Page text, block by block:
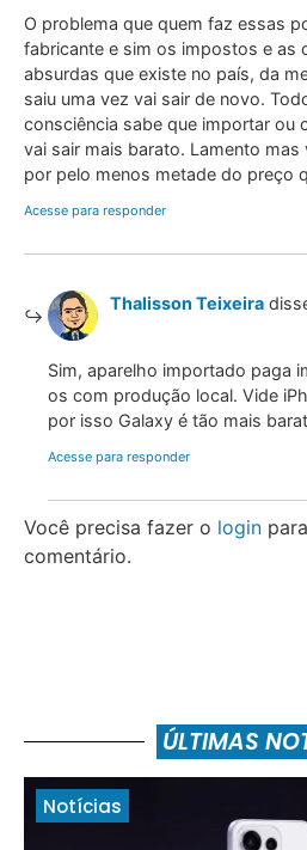
O problema que quem faz essas
fabricante e sim os impostos e as
absurdas que existe no país, da
saiu uma vez vai sair de novo.
consciência sabe que importar ou
vai sair mais barato. Lamento
por pelo menos metade do preço
Acesse para responder
Thalisson Teixeira
Sim, aparelho importado paga
os com produção local. Vide
por isso Galaxy é tão mais
Acesse para responder
Você precisa fazer o login
comentário.
ÚLTIMAS
Notícias